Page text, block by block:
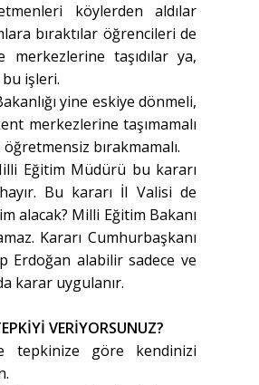
köylerden aldılar
bıraktılar öğrencileri de
merkezlerine taşıdılar ya,
bu işleri.
yine eskiye dönmeli,
merkezlerine taşımamalı
bırakmamalı.
Eğitim Müdürü bu kararı
Bu kararı İl Valisi de
alacak? Milli Eğitim Bakanı
Kararı Cumhurbaşkanı
Erdoğan alabilir sadece ve
karar uygulanır.
VERİYORSUNUZ?
tepkinize göre kendinizi